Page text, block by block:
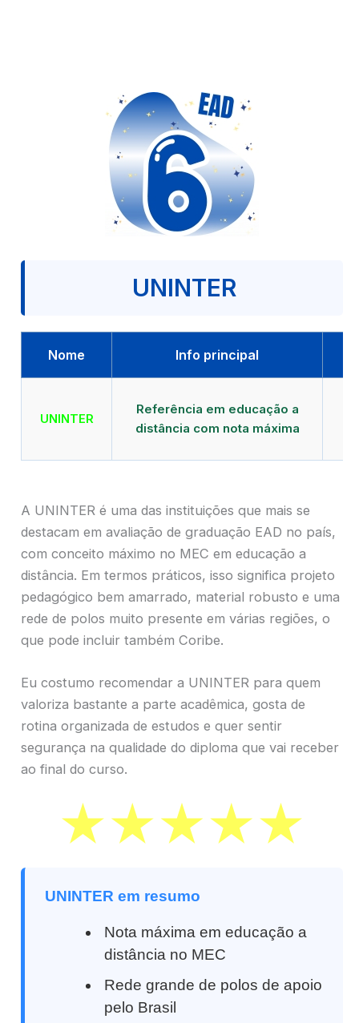
UNINTER
Nome Info principal
UNINTER
Referência em educação a
distância com nota máxima
A UNINTER é uma das instituições que mais se
destacam em avaliação de graduação EAD no país,
com conceito máximo no MEC em educação a
distância. Em termos práticos, isso significa projeto
pedagógico bem amarrado, material robusto e uma
rede de polos muito presente em várias regiões, o
que pode incluir também Coribe.
Eu costumo recomendar a UNINTER para quem
valoriza bastante a parte acadêmica, gosta de
rotina organizada de estudos e quer sentir
segurança na qualidade do diploma que vai receber
ao final do curso.
UNINTER em resumo
Nota máxima em educação a
distância no MEC
Rede grande de polos de apoio
pelo Brasil